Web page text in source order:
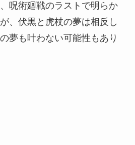
呪術廻戦のラストで明らか
、伏黒と虎杖の夢は相反し
夢も叶わない可能性もあり